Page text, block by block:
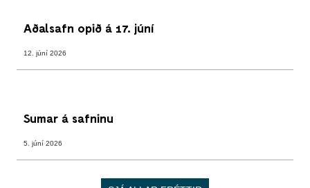
Aðalsafn opið á 17. júní
12. júní 2026
Sumar á safninu
5. júní 2026